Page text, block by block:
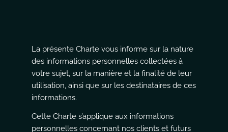
La présente Charte vous informe sur la nature
des informations personnelles collectées à
votre sujet, sur la manière et la finalité de leur
utilisation, ainsi que sur les destinataires de ces
informations.
Cette Charte s’applique aux informations
personnelles concernant nos clients et futurs